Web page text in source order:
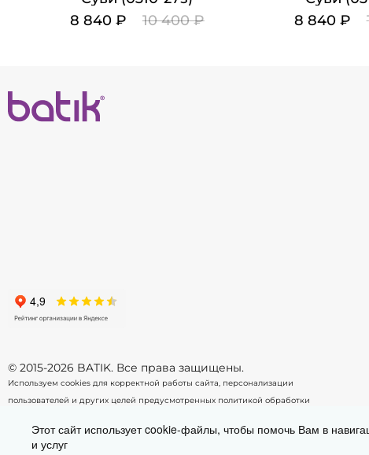
8 840 ₽
10 400 ₽
8 840 ₽
© 2015-2026 BATIK. Все права защищены.
Используем cookies для корректной работы сайта, персонализации
пользователей и других целей предусмотренных политикой обработки
Этот сайт использует cookie-файлы, чтобы помочь Вам в
и услуг